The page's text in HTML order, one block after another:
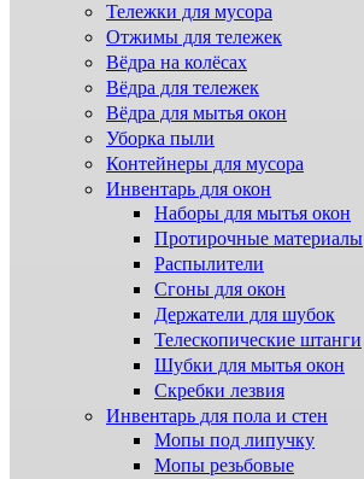
Тележки для мусора
Отжимы для тележек
Вёдра на колёсах
Вёдра для тележек
Вёдра для мытья окон
Уборка пыли
Контейнеры для мусора
Инвентарь для окон
Наборы для мытья окон
Протирочные материалы
Распылители
Сгоны для окон
Держатели для шубок
Телескопические штанги
Шубки для мытья окон
Скребки лезвия
Инвентарь для пола и стен
Мопы под липучку
Мопы резьбовые